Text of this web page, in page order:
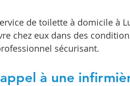
de toilette à domicile à
chez eux dans des
sécurisant.
à une